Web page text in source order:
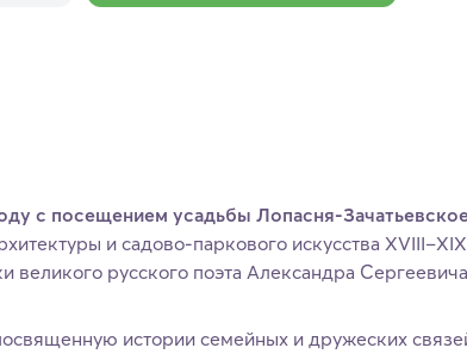
с посещением усадьбы Лопасня-
и садово-паркового искусства XVIII–XIX
великого русского поэта Александра Сергеевича
истории семейных и дружеских